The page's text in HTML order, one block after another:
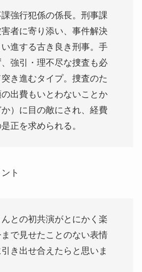
強行犯係の係長。刑事課
者に寄り添い、事件解決
進する古き良き刑事。手
強引・理不尽な捜査も必
き進むタイプ。捜査のた
出費もいとわないことか
）に目の敵にされ、経費
正を求められる。
ト
との初共演がとにかく楽
まで見せたことのない表情
き出せ合えたらと思いま